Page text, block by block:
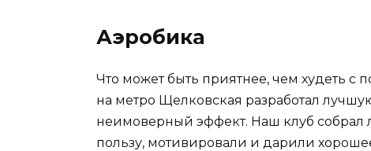
Аэробика
Что может быть приятнее, чем худеть
на метро Щелковская разработал
неимоверный эффект. Наш клуб собрал
пользу, мотивировали и дарили